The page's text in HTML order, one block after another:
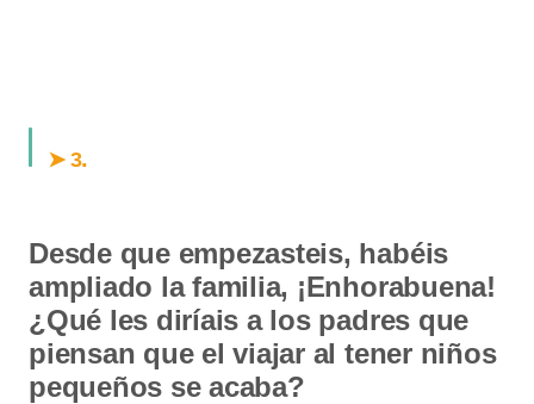
➤ 3.
Desde que empezasteis, habéis
ampliado la familia, ¡Enhorabuena!
¿Qué les diríais a los padres que
piensan que el viajar al tener niños
pequeños se acaba?